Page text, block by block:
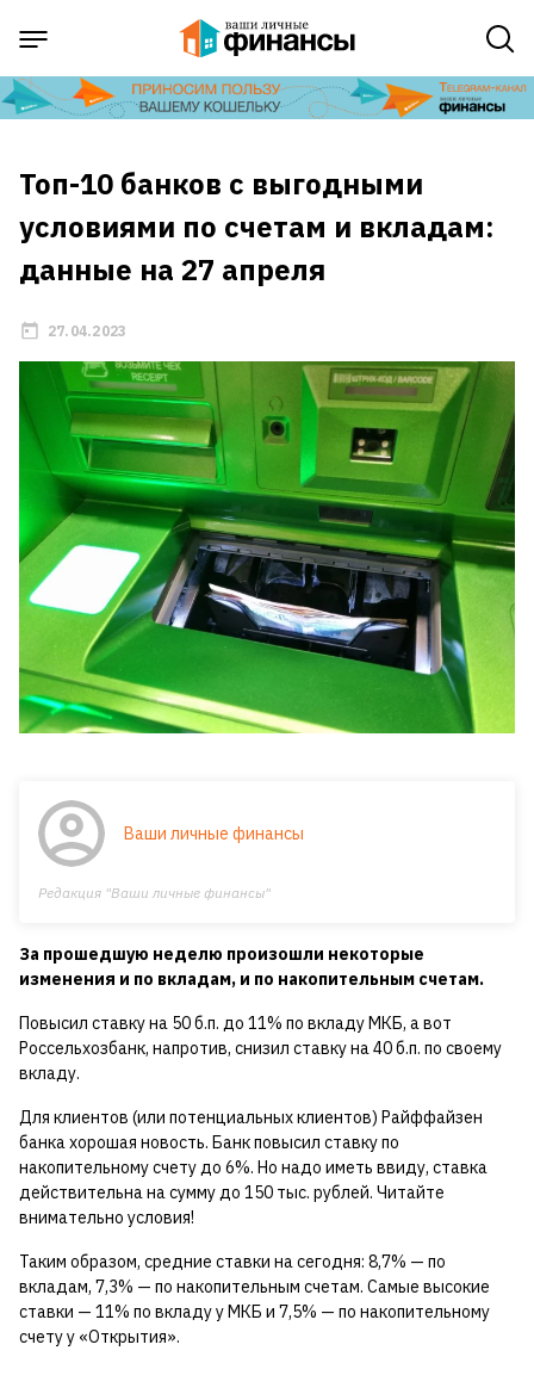
Топ-10 банков с выгодными
условиями по счетам и вкладам:
данные на 27 апреля
27.04.2023
Ваши личные финансы
Редакция "Ваши личные финансы"
За прошедшую неделю произошли некоторые
изменения и по вкладам, и по накопительным счетам.
Повысил ставку на 50 б.п. до 11% по вкладу МКБ, а вот
Россельхозбанк, напротив, снизил ставку на 40 б.п. по своему
вкладу.
Для клиентов (или потенциальных клиентов) Райффайзен
банка хорошая новость. Банк повысил ставку по
накопительному счету до 6%. Но надо иметь ввиду, ставка
действительна на сумму до 150 тыс. рублей. Читайте
внимательно условия!
Таким образом, средние ставки на сегодня: 8,7% — по
вкладам, 7,3% — по накопительным счетам. Самые высокие
ставки — 11% по вкладу у МКБ и 7,5% — по накопительному
счету у «Открытия».